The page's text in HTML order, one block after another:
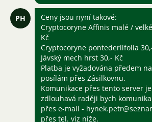
PH
Ceny jsou nyní takové:
Cryptocoryne Affinis malé /
Kč
Cryptocoryne pontederiifolia
Jávský mech hrst 30,- Kč
Platba je vyžadována předem
posílám přes Zásilkovnu.
Komunikace přes tento server
zdlouhavá raději bych
přes e-mail -
přes tel. viz níže.